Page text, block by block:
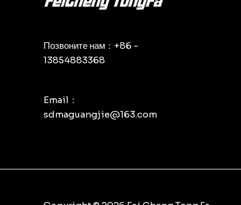
Позвоните нам：+86 -
13854883368
Email：
sdmaguangjie@163.com